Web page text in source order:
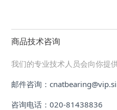
商品技术咨询
我们的专业技术人员会向你提供
邮件咨询：
咨询电话：020-81438836